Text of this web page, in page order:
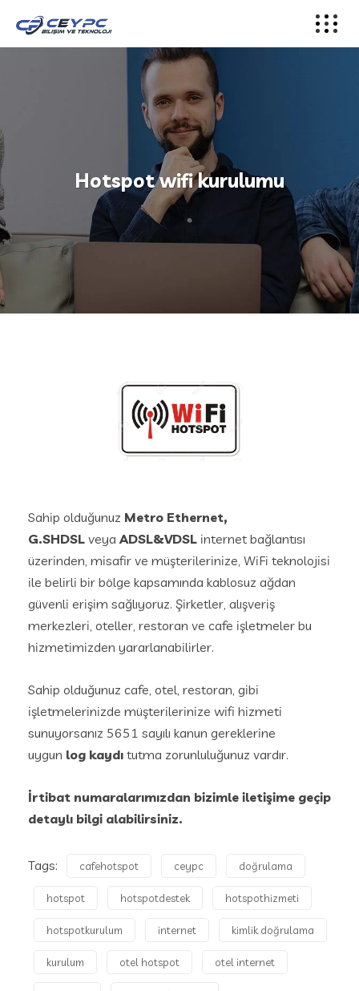
Hotspot wifi kurulumu
Sahip olduğunuz Metro Ethernet,
G.SHDSL veyaADSL&VDSL internet bağlantısı
üzerinden, misafir ve müşterilerinize, WiFi teknolojisi
ile belirli bir bölge kapsamında kablosuz ağdan
güvenli erişim sağlıyoruz. Şirketler, alışveriş
merkezleri, oteller, restoran ve cafe işletmeler bu
hizmetimizden yararlanabilirler.
Sahip olduğunuz cafe, otel, restoran, gibi
işletmelerinizde müşterilerinize wifi hizmeti
sunuyorsanız 5651 sayılı kanun gereklerine
uygun log kaydı tutma zorunluluğunuz vardır.
İrtibat numaralarımızdan bizimle iletişime geçip
detaylı bilgi alabilirsiniz.
Tags: cafehotspot ceypc doğrulama
hotspot hotspotdestek hotspothizmeti
hotspotkurulum internet kimlik doğrulama
kurulum otel hotspot otel internet